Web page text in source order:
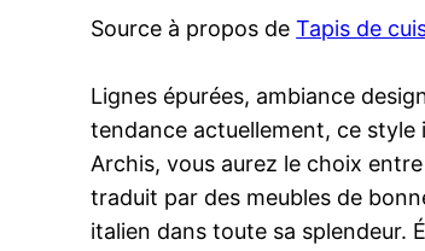
Source à propos deTapis de
Lignes épurées, ambiance
tendance actuellement, ce style
Archis, vous aurez le choix
traduit par des meubles de
italien dans toute sa splendeur.